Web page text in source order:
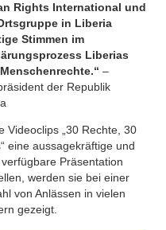
Rights International und
in Liberia
Stimmen im
Liberias
–
der Republik
Videoclips „30 Rechte, 30
eine aussagekräftige und
Präsentation
werden sie bei einer
von Anlässen in vielen
gezeigt.